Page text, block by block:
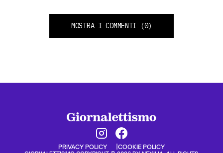
MOSTRA I COMMENTI (0)
PRIVACY POLICY COOKIE POLICY